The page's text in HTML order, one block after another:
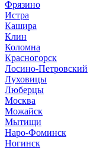
Фрязино
Истра
Кашира
Клин
Коломна
Красногорск
Лосино-Петровский
Луховицы
Люберцы
Москва
Можайск
Мытищи
Наро-Фоминск
Ногинск